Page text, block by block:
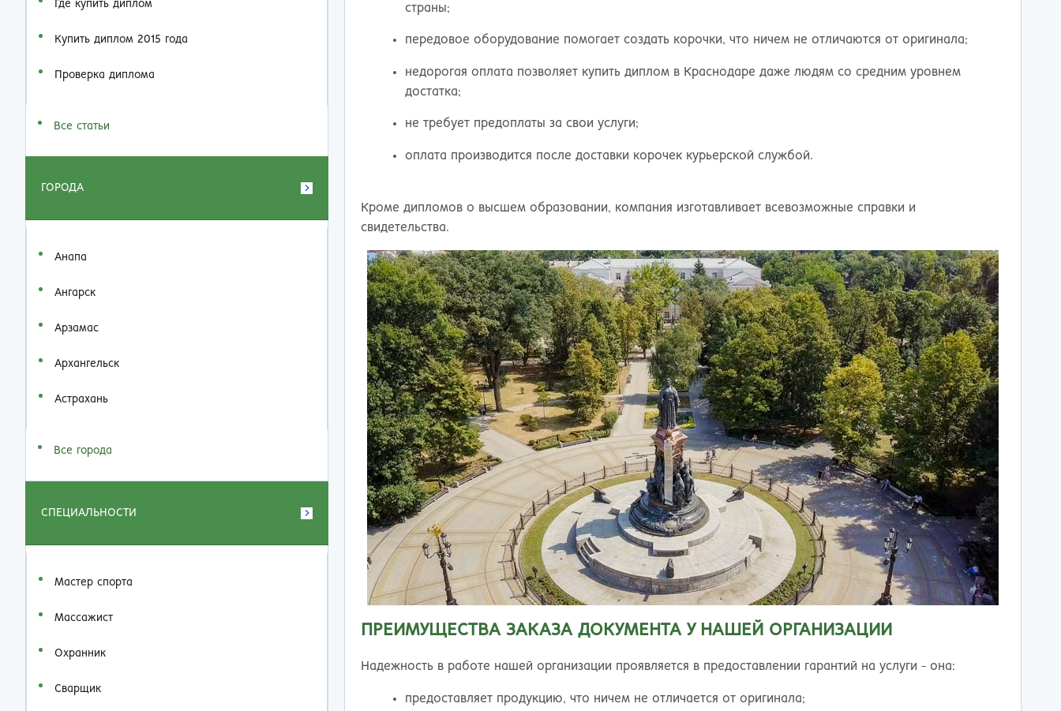
Где купить диплом
Купить диплом 2015 года
Проверка диплома
Все статьи
ГОРОДА
Анапа
Ангарск
Арзамас
Архангельск
Астрахань
Все города
СПЕЦИАЛЬНОСТИ
Мастер спорта
Массажист
Охранник
Сварщик
страны;
передовое оборудование помогает создать корочки, что ничем не отличаются от оригинала;
недорогая оплата позволяет купить диплом в Краснодаре даже людям со средним уровнем
достатка;
не требует предоплаты за свои услуги;
оплата производится после доставки корочек курьерской службой.
Кроме дипломов о высшем образовании, компания изготавливает всевозможные справки и
свидетельства.
ПРЕИМУЩЕСТВА ЗАКАЗА ДОКУМЕНТА У НАШЕЙ ОРГАНИЗАЦИИ
Надежность в работе нашей организации проявляется в предоставлении гарантий на услуги - она:
предоставляет продукцию, что ничем не отличается от оригинала;